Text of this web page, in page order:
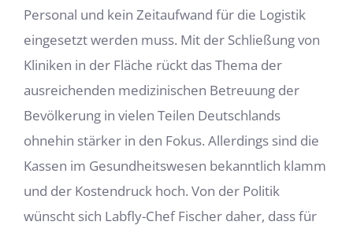
Personal und kein Zeitaufwand für die Logistik
eingesetzt werden muss. Mit der Schließung von
Kliniken in der Fläche rückt das Thema der
ausreichenden medizinischen Betreuung der
Bevölkerung in vielen Teilen Deutschlands
ohnehin stärker in den Fokus. Allerdings sind die
Kassen im Gesundheitswesen bekanntlich klamm
und der Kostendruck hoch. Von der Politik
wünscht sich Labfly-Chef Fischer daher, dass für